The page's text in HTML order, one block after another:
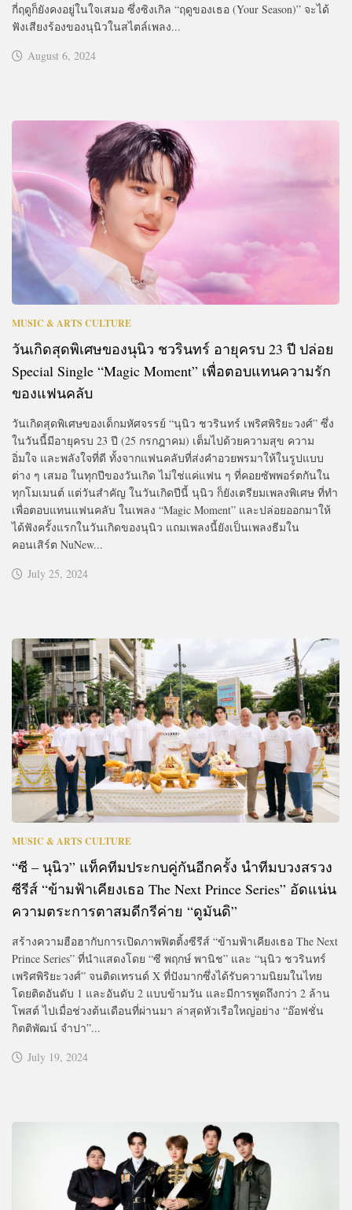
กี่ฤดูก็ยังคงอยู่ในใจเสมอ ซึ่งซิงเกิล “ฤดูของเธอ (Your Season)” จะได้
ฟังเสียงร้องของนุนิวในสไตล์เพลง...
August 6, 2024
MUSIC & ARTS CULTURE
วันเกิดสุดพิเศษของนุนิว ชวรินทร์ อายุครบ 23 ปี ปล่อย
Special Single “Magic Moment” เพื่อตอบแทนความรัก
ของแฟนคลับ
วันเกิดสุดพิเศษของเด็กมหัศจรรย์ “นุนิว ชวรินทร์ เพริศพิริยะวงศ์” ซึ่ง
ในวันนี้มีอายุครบ 23 ปี (25 กรกฎาคม) เต็มไปด้วยความสุข ความ
อิ่มใจ และพลังใจที่ดี ทั้งจากแฟนคลับที่ส่งคำอวยพรมาให้ในรูปแบบ
ต่าง ๆ เสมอ ในทุกปีของวันเกิด ไม่ใช่แค่แฟน ๆ ที่คอยซัพพอร์ตกันใน
ทุกโมเมนต์ แต่วันสำคัญ ในวันเกิดปีนี้ นุนิว ก็ยังเตรียมเพลงพิเศษ ที่ทำ
เพื่อตอบแทนแฟนคลับ ในเพลง “Magic Moment” และปล่อยออกมาให้
ได้ฟังครั้งแรกในวันเกิดของนุนิว แถมเพลงนี้ยังเป็นเพลงธีมใน
คอนเสิร์ต NuNew...
July 25, 2024
MUSIC & ARTS CULTURE
“ซี – นุนิว” แท็คทีมประกบคู่กันอีกครั้ง นำทีมบวงสรวง
ซีรีส์ “ข้ามฟ้าเคียงเธอ The Next Prince Series” อัดแน่น
ความตระการตาสมดีกรีค่าย “ดูมันดิ”
สร้างความฮือฮากับการเปิดภาพฟิตติ้งซีรีส์ “ข้ามฟ้าเคียงเธอ The Next
Prince Series” ที่นำแสดงโดย “ซี พฤกษ์ พานิช” และ “นุนิว ชวรินทร์
เพริศพิริยะวงศ์” จนติดเทรนด์ X ที่ปังมากซึ่งได้รับความนิยมในไทย
โดยติดอันดับ 1 และอันดับ 2 แบบข้ามวัน และมีการพูดถึงกว่า 2 ล้าน
โพสต์ ไปเมื่อช่วงต้นเดือนที่ผ่านมา ล่าสุดหัวเรือใหญ่อย่าง “อ๊อฟชั่น
กิตติพัฒน์ จำปา”...
July 19, 2024